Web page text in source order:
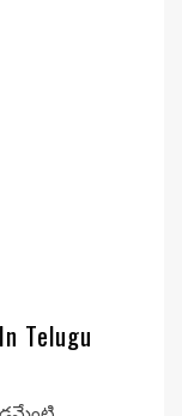
Telugu